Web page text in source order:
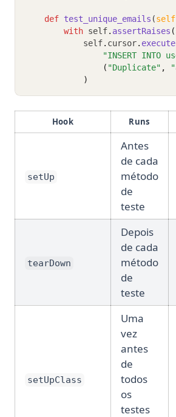
def test_unique_emails (self
with self. assertRaises
            self
. cursor. execute
"INSERT INTO
                (
"Duplicate" ,
            )
Hook Runs
setUp
Antes
de cada
método
de
teste
tearDown
Depois
de cada
método
de
teste
setUpClass
Uma
vez
antes
de
todos
os
testes